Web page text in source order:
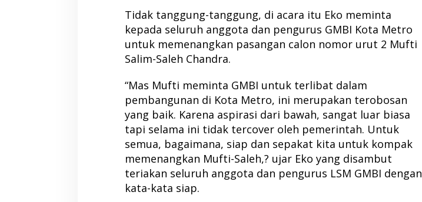
Tidak tanggung-tanggung, di acara itu Eko meminta
kepada seluruh anggota dan pengurus GMBI Kota Metro
untuk memenangkan pasangan calon nomor urut 2 Mufti
Salim-Saleh Chandra.
“Mas Mufti meminta GMBI untuk terlibat dalam
pembangunan di Kota Metro, ini merupakan terobosan
yang baik. Karena aspirasi dari bawah, sangat luar biasa
tapi selama ini tidak tercover oleh pemerintah. Untuk
semua, bagaimana, siap dan sepakat kita untuk kompak
memenangkan Mufti-Saleh,? ujar Eko yang disambut
teriakan seluruh anggota dan pengurus LSM GMBI dengan
kata-kata siap.